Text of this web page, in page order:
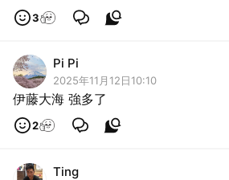
3
Pi Pi
2025年11月12日10:10
伊藤大海 強多了
2
Ting
取消